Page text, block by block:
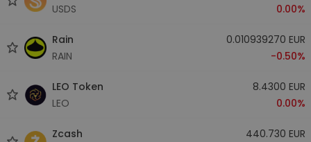
USDS
0.00%
Rain
RAIN
0.010939270 EUR
-0.50%
LEO Token
LEO
8.4300 EUR
0.00%
Zcash
440.730 EUR